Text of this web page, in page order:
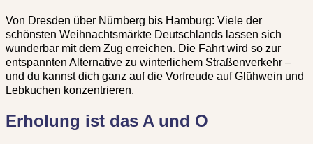
Von Dresden über Nürnberg bis Hamburg: Viele der
schönsten Weihnachtsmärkte Deutschlands lassen sich
wunderbar mit dem Zug erreichen. Die Fahrt wird so zur
entspannten Alternative zu winterlichem Straßenverkehr –
und du kannst dich ganz auf die Vorfreude auf Glühwein und
Lebkuchen konzentrieren.
Erholung ist das A und O